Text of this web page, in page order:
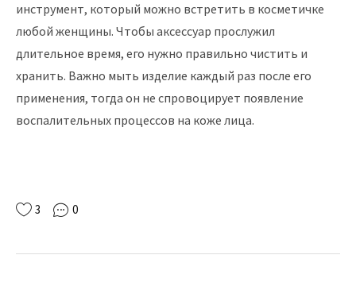
инструмент, который можно встретить в косметичке
любой женщины. Чтобы аксессуар прослужил
длительное время, его нужно правильно чистить и
хранить. Важно мыть изделие каждый раз после его
применения, тогда он не спровоцирует появление
воспалительных процессов на коже лица.
3 0